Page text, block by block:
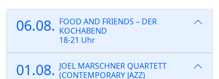
06.08. FOOD AND FRIENDS – DER
KOCHABEND
18-21 Uhr
01.08. JOEL MARSCHNER QUARTETT
(CONTEMPORARY JAZZ)